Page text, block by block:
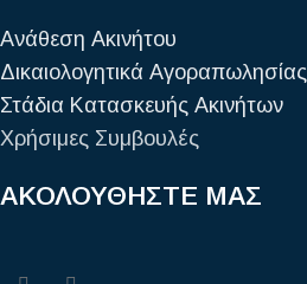
Ανάθεση Ακινήτου
Δικαιολογητικά Αγοραπωλησίας
Στάδια Κατασκευής Ακινήτων
Χρήσιμες Συμβουλές
ΑΚΟΛΟΥΘΗΣΤΕ ΜΑΣ